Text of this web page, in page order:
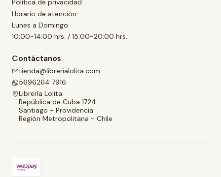
Política de privacidad
Horario de atención:
Lunes a Domingo:
10:00-14:00 hrs. / 15:00-20:00 hrs.
Contáctanos
tienda@librerialolita.com
5696264 7916
Librería Lolita
República de Cuba 1724
Santiago - Providencia
Región Metropolitana - Chile